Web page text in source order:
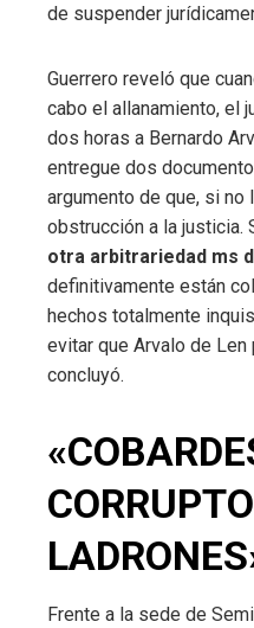
de suspender
Guerrero reveló que
cabo el allanamiento, el
dos horas a Bernardo
entregue dos
argumento de que, si
obstrucción a la justicia.
otra arbitrariedad ms
definitivamente están
hechos totalmente
evitar que Arvalo de
concluyó.
Frente a la sede de